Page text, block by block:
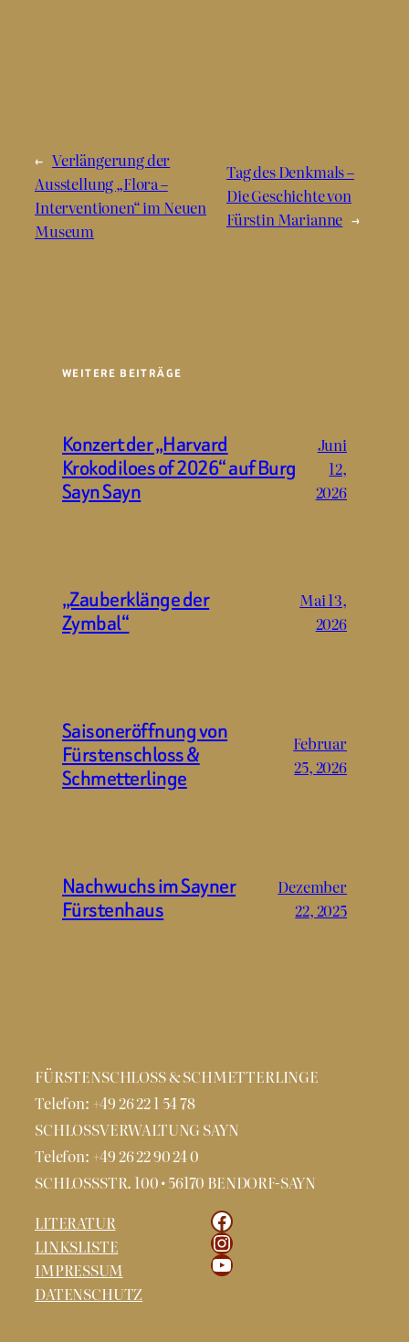
← Verlängerung der
Ausstellung „Flora –
Interventionen“ im Neuen
Museum
Tag des Denkmals –
Die Geschichte von
Fürstin Marianne →
WEITERE BEITRÄGE
Konzert der „Harvard
Krokodiloes of 2026“ auf Burg
Sayn Sayn
Juni
12,
2026
„Zauberklänge der
Zymbal“
Mai 13,
2026
Saisoneröffnung von
Fürstenschloss &
Schmetterlinge
Februar
25, 2026
Nachwuchs im Sayner
Fürstenhaus
Dezember
22, 2025
FÜRSTENSCHLOSS & SCHMETTERLINGE
Telefon: +49 26 22 1 54 78
SCHLOSSVERWALTUNG SAYN
Telefon: +49 26 22 90 24 0
SCHLOSSSTR. 100 • 56170 BENDORF-SAYN
LITERATUR
LINKSLISTE
IMPRESSUM
DATENSCHUTZ
Facebook
Instagram
YouTube